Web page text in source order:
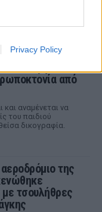
Privacy Policy
από
και αναμένεται να
του παιδιού
δικογραφία.
της
τσουλήθρες